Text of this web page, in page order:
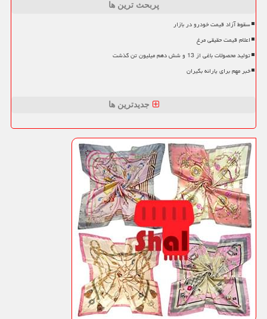
پربحث ترین ها
سقوط آزاد قیمت خودرو در بازار
اعلام قیمت حقیقی مرغ
تولید محصولات باغی از 13 و شش دهم میلیون تن گذشت
خبر مهم برای یارانه بگیران
جدیدترین ها